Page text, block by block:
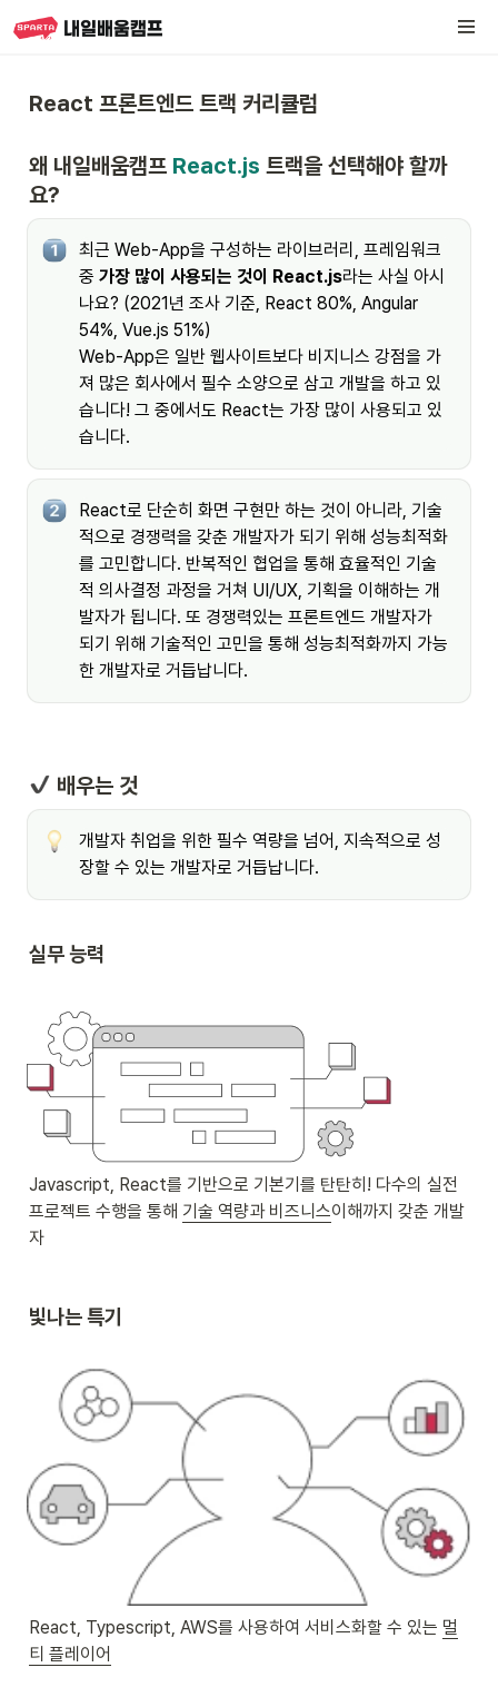
React 프론트엔드 트랙 커리큘럼
왜 내일배움캠프 React.js 트랙을 선택해야 할까
요?
최근 Web-App을 구성하는 라이브러리, 프레임워크
중 가장 많이 사용되는 것이 React.js라는 사실 아시
나요? (2021년 조사 기준, React 80%, Angular
54%, Vue.js 51%)
Web-App은 일반 웹사이트보다 비지니스 강점을 가
져 많은 회사에서 필수 소양으로 삼고 개발을 하고 있
습니다! 그 중에서도 React는 가장 많이 사용되고 있
습니다.
React로 단순히 화면 구현만 하는 것이 아니라, 기술
적으로 경쟁력을 갖춘 개발자가 되기 위해 성능최적화
를 고민합니다. 반복적인 협업을 통해 효율적인 기술
적 의사결정 과정을 거쳐 UI/UX, 기획을 이해하는 개
발자가 됩니다. 또 경쟁력있는 프론트엔드 개발자가
되기 위해 기술적인 고민을 통해 성능최적화까지 가능
한 개발자로 거듭납니다.
배우는 것
개발자 취업을 위한 필수 역량을 넘어, 지속적으로 성
장할 수 있는 개발자로 거듭납니다.
실무 능력
Javascript, React를 기반으로 기본기를 탄탄히! 다수의 실전
프로젝트 수행을 통해 기술 역량과 비즈니스이해까지 갖춘 개발
자
빛나는 특기
React, Typescript, AWS를 사용하여 서비스화할 수 있는 멀
티 플레이어